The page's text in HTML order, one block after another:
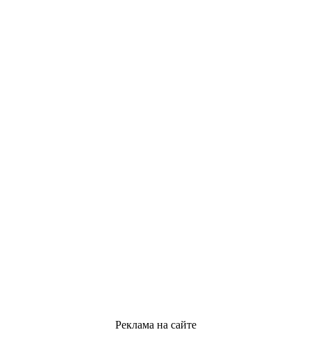
Реклама на сайте